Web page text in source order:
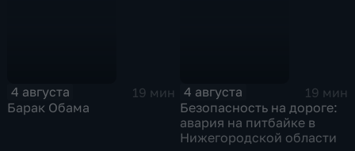
4 августа
19 мин
Барак Обама
4 августа
19 мин
Безопасность на дороге:
авария на питбайке в
Нижегородской области